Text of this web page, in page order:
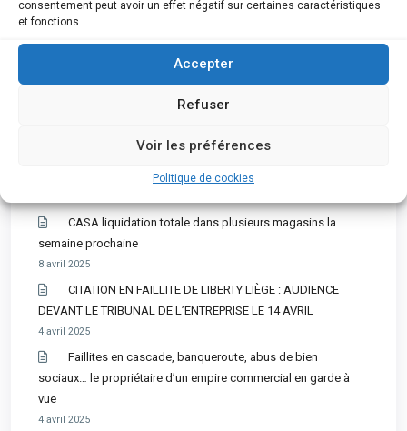
consentement peut avoir un effet négatif sur certaines caractéristiques
et fonctions.
Accepter
Refuser
Voir les préférences
Politique de cookies
annoncé sa faillite, le magasin de Tournai reste, quant à lui,
ouvert
CORA voici les sept magasins concernés par une
Une ASBL en tandem avec la justice pour aider les
indépendants en détresse
CASA liquidation totale dans plusieurs magasins la
semaine prochaine
8 avril 2025
CITATION EN FAILLITE DE LIBERTY LIÈGE : AUDIENCE
DEVANT LE TRIBUNAL DE L’ENTREPRISE LE 14 AVRIL
4 avril 2025
Faillites en cascade, banqueroute, abus de bien
sociaux… le propriétaire d’un empire commercial en garde à
vue
4 avril 2025